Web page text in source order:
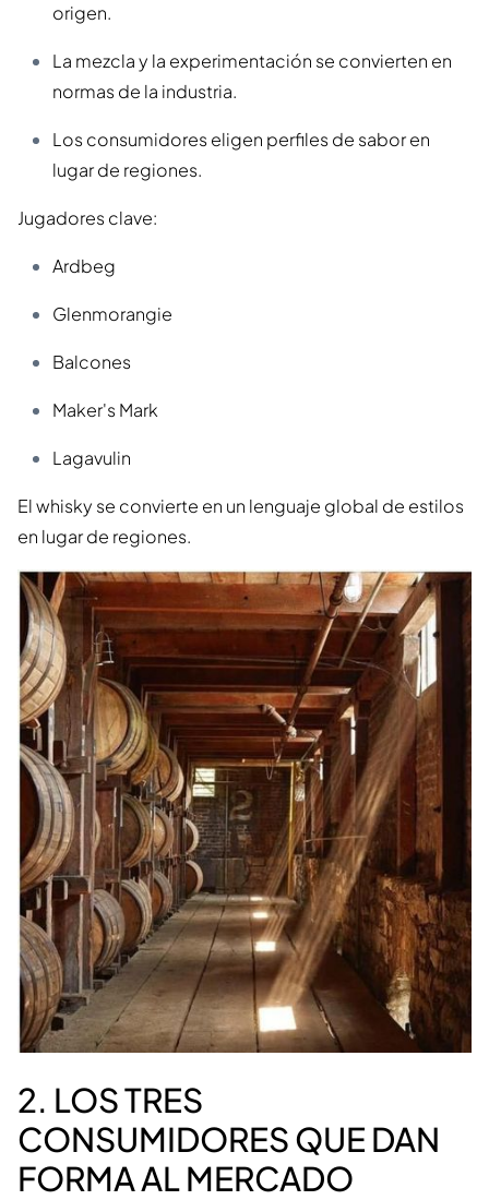
origen.
La mezcla y la experimentación se convierten en
normas de la industria.
Los consumidores eligen perfiles de sabor en
lugar de regiones.
Jugadores clave:
Ardbeg
Glenmorangie
Balcones
Maker's Mark
Lagavulin
El whisky se convierte en un lenguaje global de estilos
en lugar de regiones.
2. LOS TRES
CONSUMIDORES QUE DAN
FORMA AL MERCADO